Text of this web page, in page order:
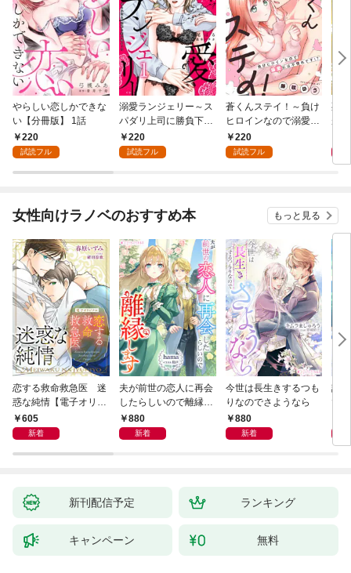
やらしい恋しかできな
い【分冊版】 1話
220
試読フル
溺愛ランジェリー～ス
パダリ上司に勝負下着
を見られたら淫靡な恋
が始まった～【分冊
220
試読フル
蒼くんステイ！～負け
ヒロインなので溺愛に
は不慣れです！？～
【分冊版】 1話
220
試読フル
死
が
っ
女性向けラノベのおすすめ本 もっと見る
恋する救命救急医 迷
惑な純情【電子オリジ
ナル】
605
新着
夫が前世の恋人に再会
したらしいので離縁し
ます880
新着
今世は長生きするつも
りなのでさようなら
880
新着
話
で
新刊配信予定 ランキング
キャンペーン 無料